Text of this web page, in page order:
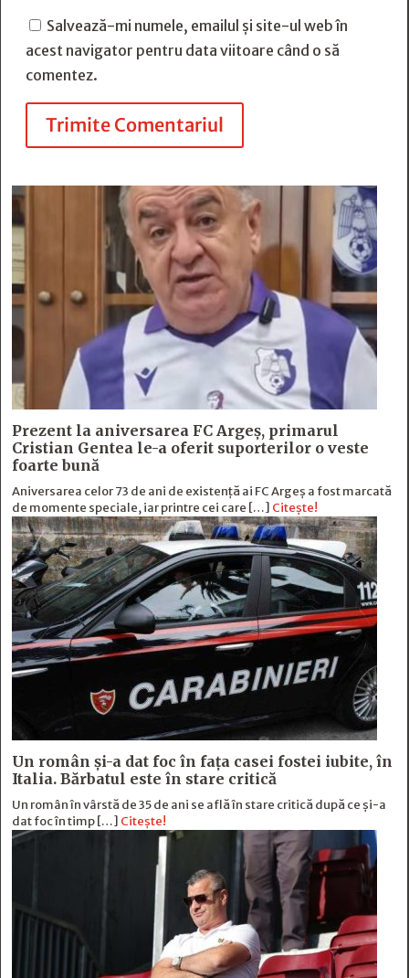
Salvează-mi numele, emailul și site-ul web în
acest navigator pentru data viitoare când o să
comentez.
Trimite Comentariul
Prezent la aniversarea FC Argeș, primarul
Cristian Gentea le-a oferit suporterilor o veste
foarte bună
Aniversarea celor 73 de ani de existență ai FC Argeș a fost marcată
de momente speciale, iar printre cei care […] Citește!
Un român și-a dat foc în fața casei fostei iubite, în
Italia. Bărbatul este în stare critică
Un român în vârstă de 35 de ani se află în stare critică după ce și-a
dat foc în timp […] Citește!